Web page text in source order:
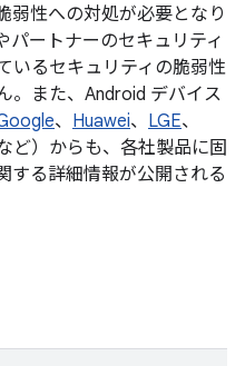
弱性への対処が必要となり
パートナーのセキュリティ
いるセキュリティの脆弱性
。また、Android デバイス
、 Huawei、 LGE、
ど）からも、各社製品に固
する詳細情報が公開される